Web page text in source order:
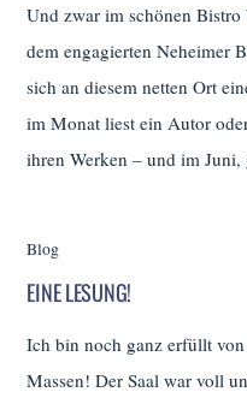
Und zwar im schönen
dem engagierten Neheimer
sich an diesem netten Ort
im Monat liest ein Autor
ihren Werken – und im
Blog
EINE LESUNG!
Ich bin noch ganz erfüllt
Massen! Der Saal war voll